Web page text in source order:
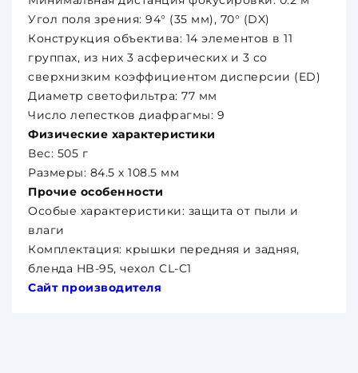
Угол поля зрения: 94° (35 мм), 70° (DX)
Конструкция объектива: 14 элементов в 11
группах, из них 3 асферических и 3 со
сверхнизким коэффициентом дисперсии (ED)
Диаметр светофильтра: 77 мм
Число лепестков диафрагмы: 9
Физические характеристики
Вес: 505 г
Размеры: 84.5 х 108.5 мм
Прочие особенности
Особые характеристики: защита от пыли и
влаги
Комплектация: крышки передняя и задняя,
бленда HB-95, чехол CL-C1
Сайт производителя